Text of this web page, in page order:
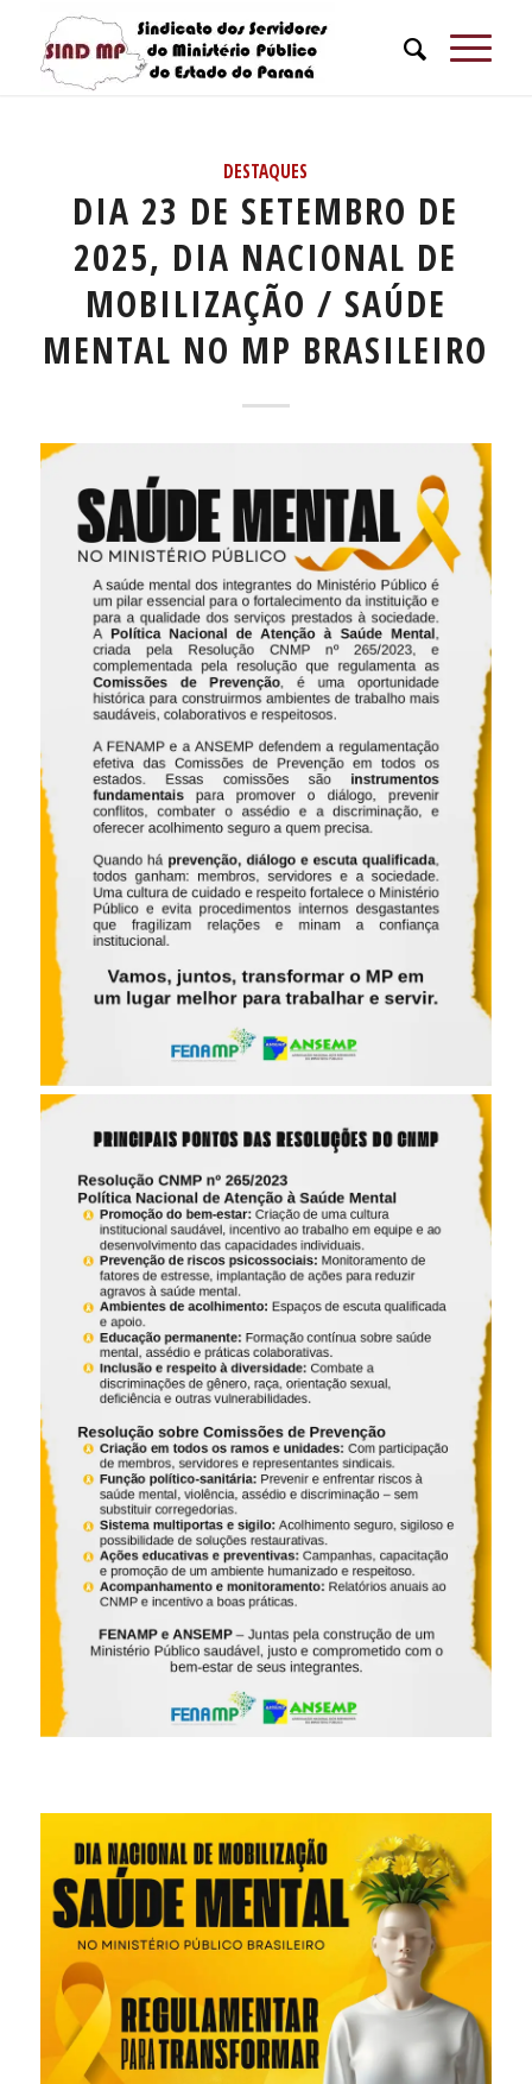
DESTAQUES
DIA 23 DE SETEMBRO DE
2025, DIA NACIONAL DE
MOBILIZAÇÃO / SAÚDE
MENTAL NO MP BRASILEIRO